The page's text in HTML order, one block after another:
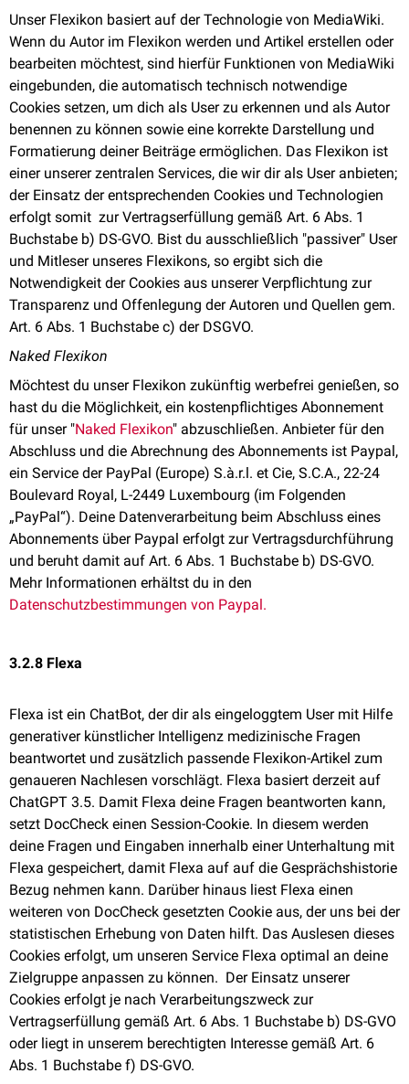
Unser Flexikon basiert auf der Technologie von MediaWiki.
Wenn du Autor im Flexikon werden und Artikel erstellen oder
bearbeiten möchtest, sind hierfür Funktionen von MediaWiki
eingebunden, die automatisch technisch notwendige
Cookies setzen, um dich als User zu erkennen und als Autor
benennen zu können sowie eine korrekte Darstellung und
Formatierung deiner Beiträge ermöglichen. Das Flexikon ist
einer unserer zentralen Services, die wir dir als User anbieten;
der Einsatz der entsprechenden Cookies und Technologien
erfolgt somit zur Vertragserfüllung gemäß Art. 6 Abs. 1
Buchstabe b) DS-GVO. Bist du ausschließlich "passiver" User
und Mitleser unseres Flexikons, so ergibt sich die
Notwendigkeit der Cookies aus unserer Verpflichtung zur
Transparenz und Offenlegung der Autoren und Quellen gem.
Art. 6 Abs. 1 Buchstabe c) der DSGVO.
Naked Flexikon
Möchtest du unser Flexikon zukünftig werbefrei genießen, so
hast du die Möglichkeit, ein kostenpflichtiges Abonnement
für unser "Naked Flexikon" abzuschließen. Anbieter für den
Abschluss und die Abrechnung des Abonnements ist Paypal,
ein Service der PayPal (Europe) S.à.r.l. et Cie, S.C.A., 22-24
Boulevard Royal, L-2449 Luxembourg (im Folgenden
„PayPal“). Deine Datenverarbeitung beim Abschluss eines
Abonnements über Paypal erfolgt zur Vertragsdurchführung
und beruht damit auf Art. 6 Abs. 1 Buchstabe b) DS-GVO.
Mehr Informationen erhältst du in den
Datenschutzbestimmungen von Paypal.
3.2.8 Flexa
Flexa ist ein ChatBot, der dir als eingeloggtem User mit Hilfe
generativer künstlicher Intelligenz medizinische Fragen
beantwortet und zusätzlich passende Flexikon-Artikel zum
genaueren Nachlesen vorschlägt. Flexa basiert derzeit auf
ChatGPT 3.5. Damit Flexa deine Fragen beantworten kann,
setzt DocCheck einen Session-Cookie. In diesem werden
deine Fragen und Eingaben innerhalb einer Unterhaltung mit
Flexa gespeichert, damit Flexa auf auf die Gesprächshistorie
Bezug nehmen kann. Darüber hinaus liest Flexa einen
weiteren von DocCheck gesetzten Cookie aus, der uns bei der
statistischen Erhebung von Daten hilft. Das Auslesen dieses
Cookies erfolgt, um unseren Service Flexa optimal an deine
Zielgruppe anpassen zu können. Der Einsatz unserer
Cookies erfolgt je nach Verarbeitungszweck zur
Vertragserfüllung gemäß Art. 6 Abs. 1 Buchstabe b) DS-GVO
oder liegt in unserem berechtigten Interesse gemäß Art. 6
Abs. 1 Buchstabe f) DS-GVO.